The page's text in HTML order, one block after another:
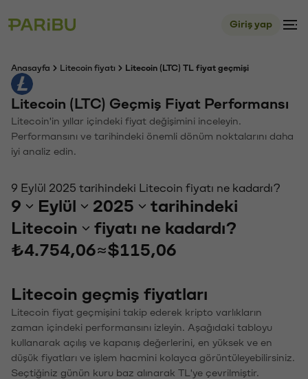
Giriş yap
Anasayfa Litecoin fiyatı Litecoin (LTC) TL fiyat geçmişi
Litecoin (LTC) Geçmiş Fiyat Performansı
Litecoin'in yıllar içindeki fiyat değişimini inceleyin.
Performansını ve tarihindeki önemli dönüm noktalarını daha
iyi analiz edin.
9 Eylül 2025 tarihindeki Litecoin fiyatı ne kadardı?
9 Eylül 2025
tarihindeki
Litecoin
fiyatı ne kadardı?
₺4.754,06≈$115,06
Litecoin geçmiş fiyatları
Litecoin fiyat geçmişini takip ederek kripto varlıkların
zaman içindeki performansını izleyin. Aşağıdaki tabloyu
kullanarak açılış ve kapanış değerlerini, en yüksek ve en
düşük fiyatları ve işlem hacmini kolayca görüntüleyebilirsiniz.
Seçtiğiniz günün kuru baz alınarak TL'ye çevrilmiştir.